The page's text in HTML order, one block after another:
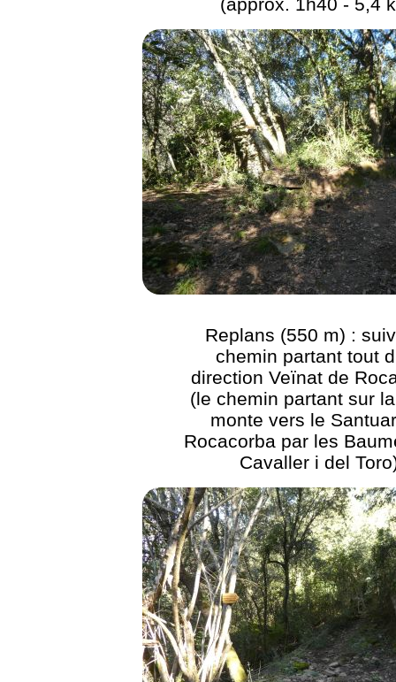
(approx. 1h40 - 5,4
Replans (550 m) :
chemin partant tout
direction Veïnat de
(le chemin partant sur
monte vers le
Rocacorba par les
Cavaller i del